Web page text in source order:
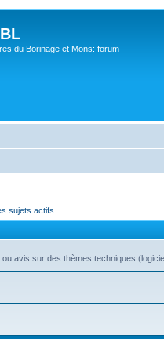
du Borinage et Mons: forum
sujets actifs
avis sur des thèmes techniques